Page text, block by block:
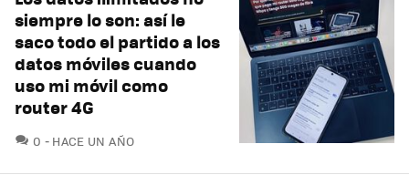
siempre lo son: así le
saco todo el partido a los
datos móviles cuando
uso mi móvil como
router 4G
0 COMENTARIOS
HACE UN AÑO